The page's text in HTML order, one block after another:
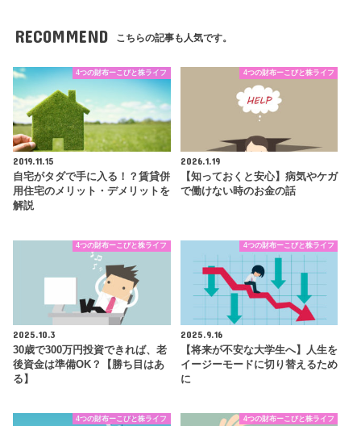
RECOMMEND こちらの記事も人気です。
4つの財布ーこびと株ライフ
2019.11.15
自宅がタダで手に入る！？賃貸併
用住宅のメリット・デメリットを
解説
4つの財布ーこびと株ライフ
2026.1.19
【知っておくと安心】病気やケガ
で働けない時のお金の話
4つの財布ーこびと株ライフ
2025.10.3
30歳で300万円投資できれば、老
後資金は準備OK？【勝ち目はあ
る】
4つの財布ーこびと株ライフ
2025.9.16
【将来が不安な大学生へ】人生を
イージーモードに切り替えるため
に
4つの財布ーこびと株ライフ 4つの財布ーこびと株ライフ